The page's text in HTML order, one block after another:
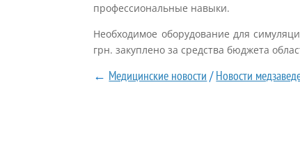
профессиональные навыки.
Необходимое оборудование для
грн. закуплено за средства бюджета
← Медицинские новости /Новости